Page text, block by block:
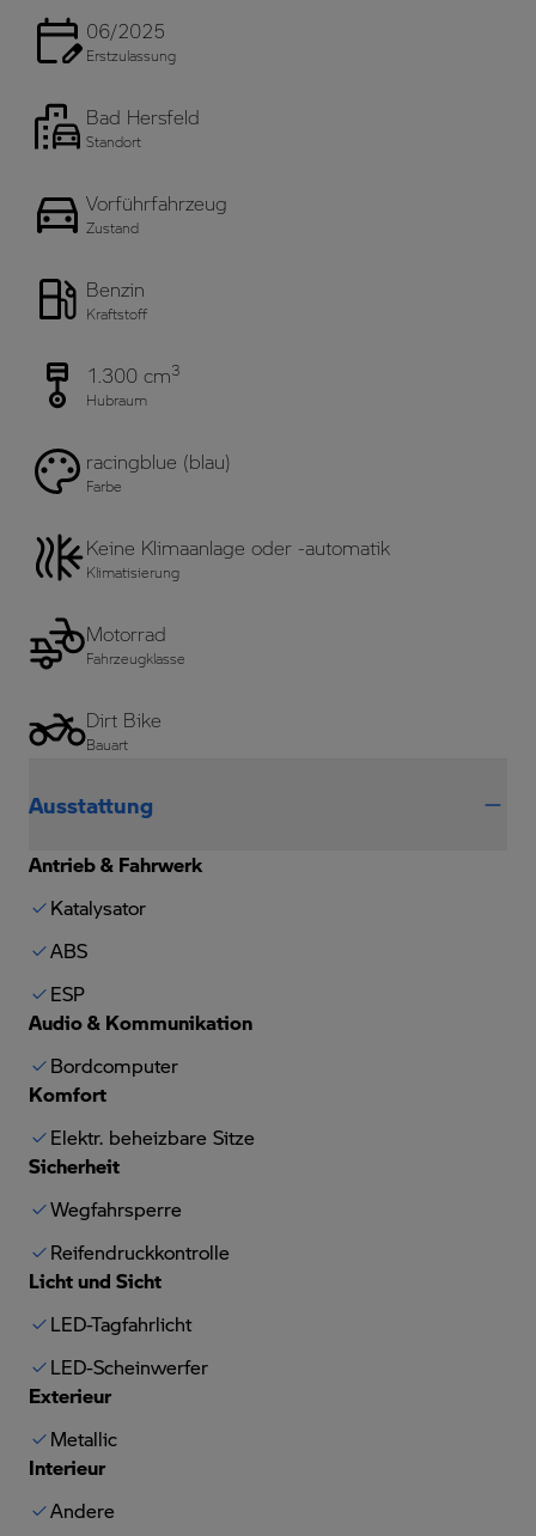
06/2025
Erstzulassung
Bad Hersfeld
Standort
Vorführfahrzeug
Zustand
Benzin
Kraftstoff
1.300 cm3
Hubraum
racingblue (blau)
Farbe
Keine Klimaanlage oder -automatik
Klimatisierung
Motorrad
Fahrzeugklasse
Dirt Bike
Bauart
Ausstattung
Antrieb & Fahrwerk
Katalysator
ABS
ESP
Audio & Kommunikation
Bordcomputer
Komfort
Elektr. beheizbare Sitze
Sicherheit
Wegfahrsperre
Reifendruckkontrolle
Licht und Sicht
LED-Tagfahrlicht
LED-Scheinwerfer
Exterieur
Metallic
Interieur
Andere